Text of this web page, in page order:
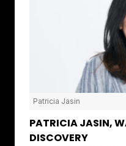
Patricia Jasin
PATRICIA JASIN,
DISCOVERY